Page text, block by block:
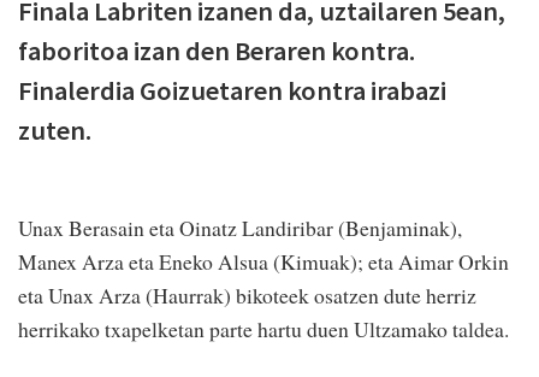
Finala Labriten izanen da, uztailaren 5ean,
faboritoa izan den Beraren kontra.
Finalerdia Goizuetaren kontra irabazi
zuten.
Unax Berasain eta Oinatz Landiribar (Benjaminak),
Manex Arza eta Eneko Alsua (Kimuak); eta Aimar Orkin
eta Unax Arza (Haurrak) bikoteek osatzen dute herriz
herrikako txapelketan parte hartu duen Ultzamako taldea.